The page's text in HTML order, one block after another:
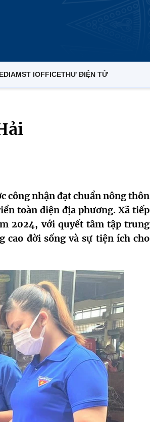
MST IOFFICETHƯ ĐIỆN TỬ
công nhận đạt chuẩn nông thôn
toàn diện địa phương. Xã tiếp
2024, với quyết tâm tập trung
cao đời sống và sự tiện ích cho